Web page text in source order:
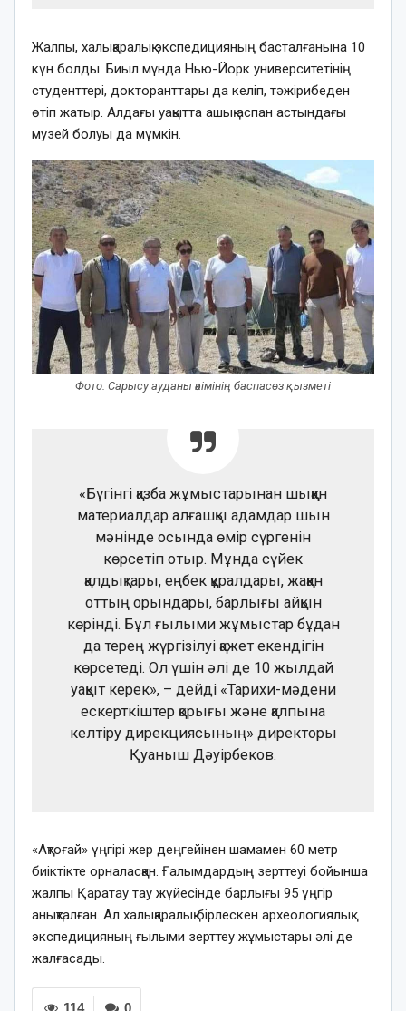
Жалпы, халықаралық экспедицияның басталғанына 10
күн болды. Биыл мұнда Нью-Йорк университетінің
студенттері, докторанттары да келіп, тәжірибеден
өтіп жатыр. Алдағы уақытта ашық аспан астындағы
музей болуы да мүмкін.
Фото: Сарысу ауданы әкімінің баспасөз қызметі
«Бүгінгі қазба жұмыстарынан шыққан
материалдар алғашқы адамдар шын
мәнінде осында өмір сүргенін
көрсетіп отыр. Мұнда сүйек
қалдықтары, еңбек құралдары, жаққан
оттың орындары, барлығы айқын
көрінді. Бұл ғылыми жұмыстар бұдан
да терең жүргізілуі қажет екендігін
көрсетеді. Ол үшін әлі де 10 жылдай
уақыт керек», – дейді «Тарихи-мәдени
ескерткіштер қорығы және қалпына
келтіру дирекциясының» директоры
Қуаныш Дәуірбеков.
«Ақтоғай» үңгірі жер деңгейінен шамамен 60 метр
биіктікте орналасқан. Ғалымдардың зерттеуі бойынша
жалпы Қаратау тау жүйесінде барлығы 95 үңгір
анықталған. Ал халықаралық бірлескен археологиялық
экспедицияның ғылыми зерттеу жұмыстары әлі де
жалғасады.